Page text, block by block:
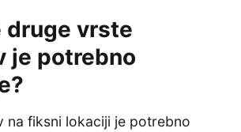
druge vrste
je potrebno
na fiksni lokaciji je potrebno